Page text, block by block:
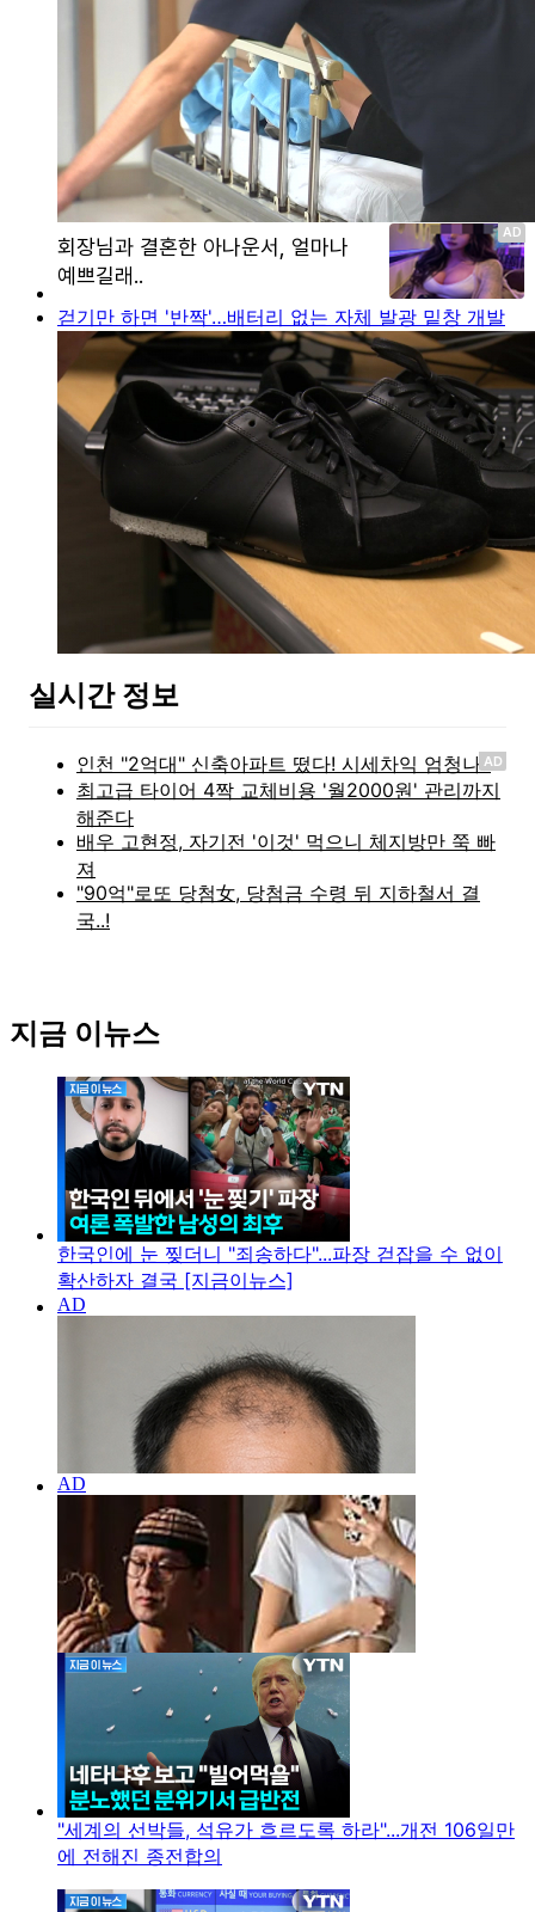
걷기만 하면 '반짝'…배터리 없는 자체 발광 밑창 개발
실시간 정보
AD
지금 이뉴스
한국인에 눈 찢더니 "죄송하다"...파장 걷잡을 수 없이
확산하자 결국 [지금이뉴스]
"세계의 선박들, 석유가 흐르도록 하라"...개전 106일만
에 전해진 종전합의